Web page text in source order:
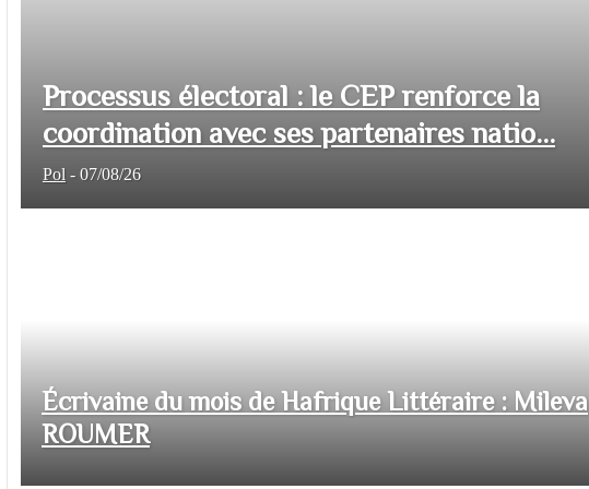
Processus électoral : le CEP renforce la
coordination avec ses partenaires natio...
Pol - 07/08/26
Écrivaine du mois de Hafrique Littéraire : Mileva
ROUMER